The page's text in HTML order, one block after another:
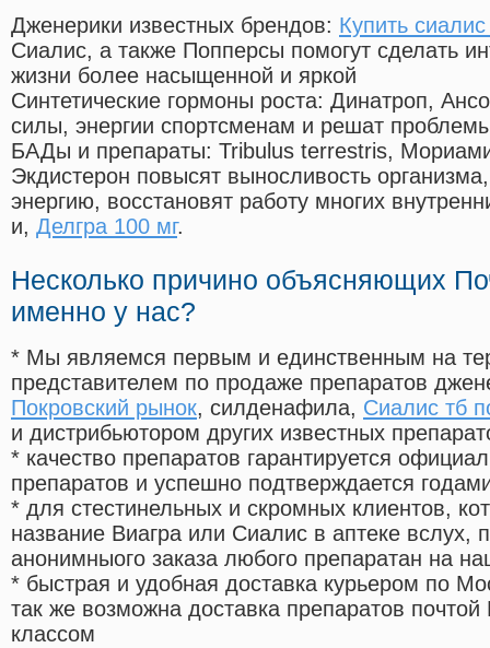
Дженерики известных брендов: Купить
Сиалис, а также Попперсы помогут сделать
жизни более насыщенной и яркой
Синтетические гормоны роста: Динатроп,
силы, энергии спортсменам и решат
БАДы и препараты: Tribulus terrestris,
Экдистерон повысят выносливость
энергию, восстановят работу многих
и, Делгра 100 мг.
Несколько причино объясняющих
именно у нас?
* Мы являемся первым и единственным на
представителем по продаже препаратов
Покровский рынок, силденафила, Сиалис тб
и дистрибьютором других известных
* качество препаратов гарантируется
препаратов и успешно подтверждается
* для стестинельных и скромных клиентов,
название Виагра или Сиалис в аптеке вслух,
анонимныого заказа любого препаратан на
* быстрая и удобная доставка курьером по
так же возможна доставка препаратов
классом